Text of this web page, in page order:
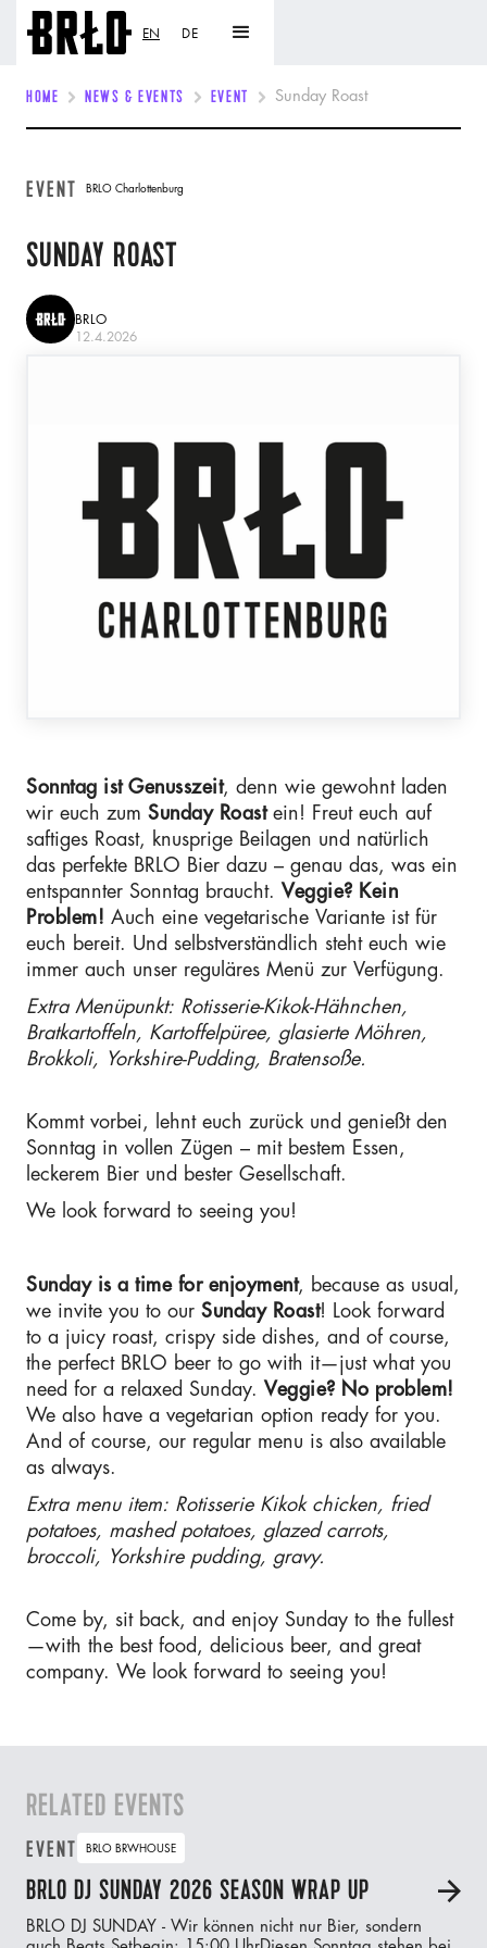
EN DE
HOME NEWS & EVENTS EVENT Sunday Roast
EVENT BRLO Charlottenburg
SUNDAY ROAST
BRLO
12.4.2026
Sonntag ist Genusszeit, denn wie gewohnt laden
wir euch zum Sunday Roastein! Freut euch auf
saftiges Roast, knusprige Beilagen und natürlich
das perfekte BRLO Bier dazu – genau das, was ein
entspannter Sonntag braucht. Veggie? Kein
Problem! Auch eine vegetarische Variante ist für
euch bereit. Und selbstverständlich steht euch wie
immer auch unser reguläres Menü zur Verfügung.
Extra Menüpunkt: Rotisserie-Kikok-Hähnchen,
Bratkartoffeln, Kartoffelpüree, glasierte Möhren,
Brokkoli, Yorkshire-Pudding, Bratensoße.
Kommt vorbei, lehnt euch zurück und genießt den
Sonntag in vollen Zügen – mit bestem Essen,
leckerem Bier und bester Gesellschaft.
We look forward to seeing you!
Sunday is a time for enjoyment, because as usual,
we invite you to our Sunday Roast! Look forward
to a juicy roast, crispy side dishes, and of course,
the perfect BRLO beer to go with it—just what you
need for a relaxed Sunday. Veggie? No problem!
We also have a vegetarian option ready for you.
And of course, our regular menu is also available
as always.
Extra menu item: Rotisserie Kikok chicken, fried
potatoes, mashed potatoes, glazed carrots,
broccoli, Yorkshire pudding, gravy.
Come by, sit back, and enjoy Sunday to the fullest
—with the best food, delicious beer, and great
company. We look forward to seeing you!
RELATED EVENTS
EVENT BRLO BRWHOUSE
BRLO DJ SUNDAY 2026 SEASON WRAP UP A
BRLO DJ SUNDAY - Wir können nicht nur Bier, sondern